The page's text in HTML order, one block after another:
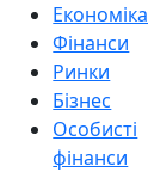
Економіка
Фінанси
Ринки
Бізнес
Особисті
фінанси